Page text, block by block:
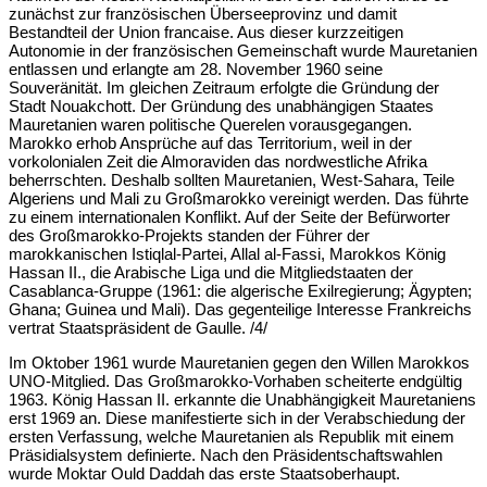
zunächst zur französischen Überseeprovinz und damit
Bestandteil der Union francaise. Aus dieser kurzzeitigen
Autonomie in der französischen Gemeinschaft wurde Mauretanien
entlassen und erlangte am 28. November 1960 seine
Souveränität. Im gleichen Zeitraum erfolgte die Gründung der
Stadt Nouakchott. Der Gründung des unabhängigen Staates
Mauretanien waren politische Querelen vorausgegangen.
Marokko erhob Ansprüche auf das Territorium, weil in der
vorkolonialen Zeit die Almoraviden das nordwestliche Afrika
beherrschten. Deshalb sollten Mauretanien, West-Sahara, Teile
Algeriens und Mali zu Großmarokko vereinigt werden. Das führte
zu einem internationalen Konflikt. Auf der Seite der Befürworter
des Großmarokko-Projekts standen der Führer der
marokkanischen Istiqlal-Partei, Allal al-Fassi, Marokkos König
Hassan II., die Arabische Liga und die Mitgliedstaaten der
Casablanca-Gruppe (1961: die algerische Exilregierung; Ägypten;
Ghana; Guinea und Mali). Das gegenteilige Interesse Frankreichs
vertrat Staatspräsident de Gaulle. /4/
Im Oktober 1961 wurde Mauretanien gegen den Willen Marokkos
UNO-Mitglied. Das Großmarokko-Vorhaben scheiterte endgültig
1963. König Hassan II. erkannte die Unabhängigkeit Mauretaniens
erst 1969 an. Diese manifestierte sich in der Verabschiedung der
ersten Verfassung, welche Mauretanien als Republik mit einem
Präsidialsystem definierte. Nach den Präsidentschaftswahlen
wurde Moktar Ould Daddah das erste Staatsoberhaupt.